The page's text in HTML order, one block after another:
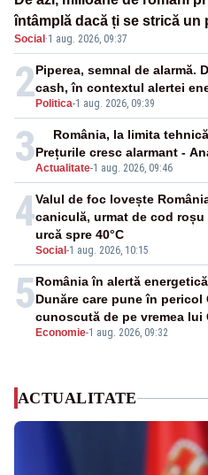
întâmplă dacă ți se strică un
Social ·1 aug. 2026, 09:37
2 Politica-1 aug. 2026, 09:39
Piperea, semnal de alarmă.
cash, în contextul alertei
3Actualitate-1 aug. 2026, 09:46
România, la limita
Prețurile cresc alarmant -
4
Social -1 aug. 2026, 10:15
Valul de foc lovește
caniculă, urmat de cod
urcă spre 40°C
5
Economie-1 aug. 2026, 09:32
România în alertă
Dunăre care pune în pericol
cunoscută de pe vremea lui
ACTUALITATE